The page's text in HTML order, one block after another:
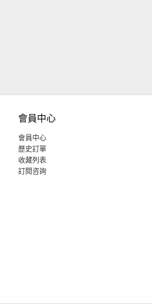
會員中心
會員中心
歷史訂單
收藏列表
訂閱咨詢